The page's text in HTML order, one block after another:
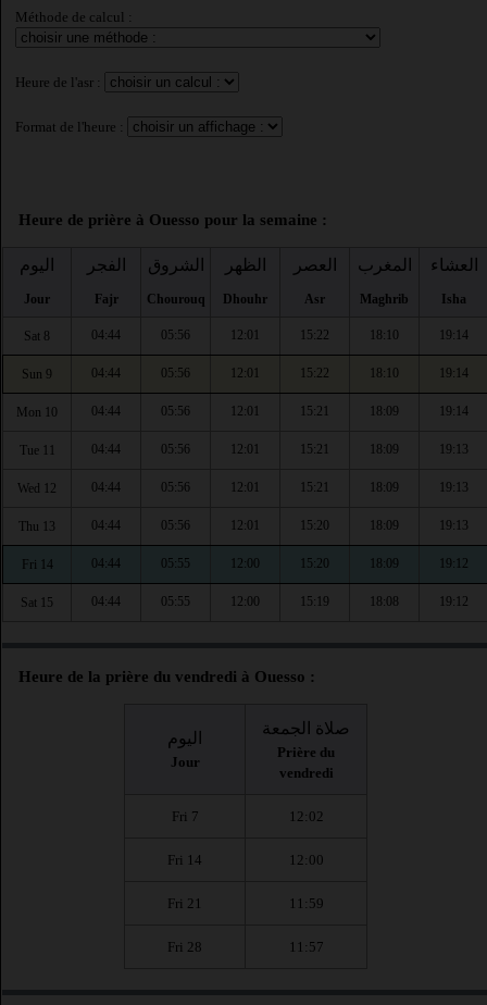
Méthode de calcul :
Heure de l'asr :
Format de l'heure :
Heure de prière à Ouesso pour la semaine :
اليوم
Jour
الفجر
Fajr
الشروق
Chourouq
الظهر
Dhouhr
العصر
Asr
المغرب
Maghrib
العشاء
Isha
Sat 8 04:44 05:56 12:01 15:22 18:10 19:14
Sun 9 04:44 05:56 12:01 15:22 18:10 19:14
Mon 10 04:44 05:56 12:01 15:21 18:09 19:14
Tue 11 04:44 05:56 12:01 15:21 18:09 19:13
Wed 12 04:44 05:56 12:01 15:21 18:09 19:13
Thu 13 04:44 05:56 12:01 15:20 18:09 19:13
Fri 14 04:44 05:55 12:00 15:20 18:09 19:12
Sat 15 04:44 05:55 12:00 15:19 18:08 19:12
Heure de la prière du vendredi à Ouesso :
اليوم
Jour
صلاة الجمعة
Prière du
vendredi
Fri 7 12:02
Fri 14 12:00
Fri 21 11:59
Fri 28 11:57